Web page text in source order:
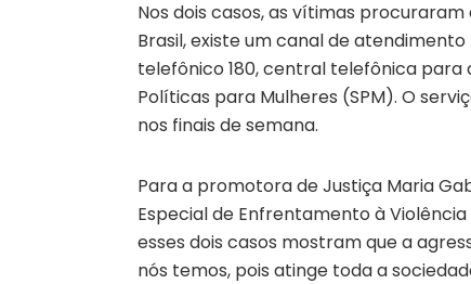
Nos dois casos, as vítimas
Brasil, existe um canal de
telefônico 180, central telefônica
Políticas para Mulheres (SPM). O
nos finais de semana.
Para a promotora de Justiça Maria
Especial de Enfrentamento à
esses dois casos mostram que a
nós temos, pois atinge toda a